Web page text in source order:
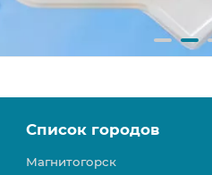
Список городов
Магнитогорск